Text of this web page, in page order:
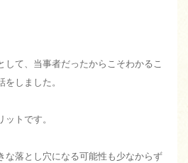
して、当事者だったからこそわかるこ
しました。
トです。
な落とし穴になる可能性も少なからず